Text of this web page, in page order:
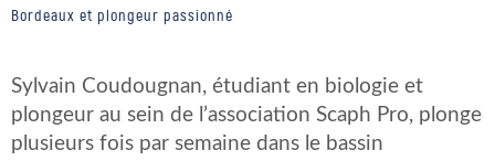
Bordeaux et plongeur passionné
Sylvain Coudougnan, étudiant en biologie et
plongeur au sein de l’association Scaph Pro, plonge
plusieurs fois par semaine dans le bassin